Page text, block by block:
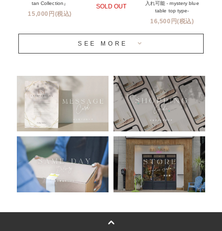
姉妹店＆関連ショップについて
安心のチャビーバルーン
おすすめ商品
バルーン自動販売機
浮くバルーンオーダーメイド - coming soonn -
卓上バルーンオーダーメイド
ムーンリットバルーンについて
その他オーダーメイド
バルーンフラワーブーケについて
tan Collection』
15,000円(税込)
SOLD OUT
入れ可能 - mystery blue
table top type-
16,500円(税込)
SEE MORE